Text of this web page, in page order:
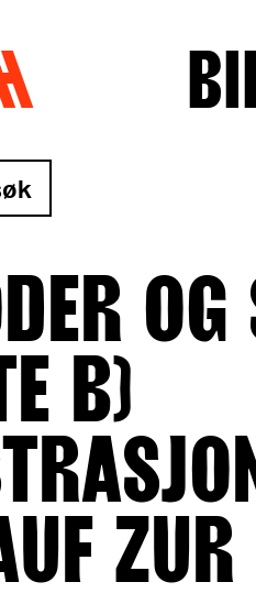
OG
B)